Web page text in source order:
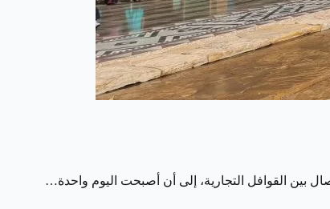
بين القوافل التجارية، إلى أن أصبحت اليوم واحدة…